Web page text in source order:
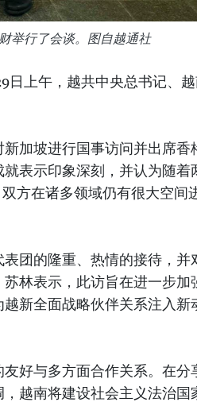
举行了会谈。图自越通社
上午，越共中央总书记、越
加坡进行国事访问并出席香
表示印象深刻，并认为随着
方在诸多领域仍有很大空间
团的隆重、热情的接待，并
林表示，此访旨在进一步加
新全面战略伙伴关系注入新
好与多方面合作关系。在分
越南将建设社会主义法治国